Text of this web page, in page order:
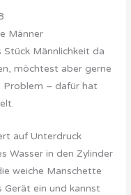
Männer
Männlichkeit da
möchtest aber gerne
Problem – dafür hat
auf Unterdruck
Wasser in den Zylinder
weiche Manschette
ein und kannst